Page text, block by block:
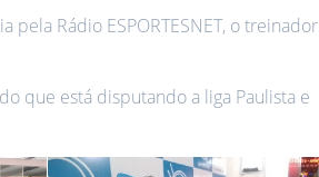
Rádio ESPORTESNET, o treinador
que está disputando a liga Paulista e